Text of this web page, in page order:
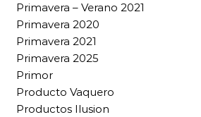
Primavera – Verano 2021
Primavera 2020
Primavera 2021
Primavera 2025
Primor
Producto Vaquero
Productos Ilusion